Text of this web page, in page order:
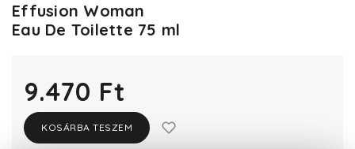
Effusion Woman
Eau De Toilette 75 ml
9.470 Ft
KOSÁRBA TESZEM